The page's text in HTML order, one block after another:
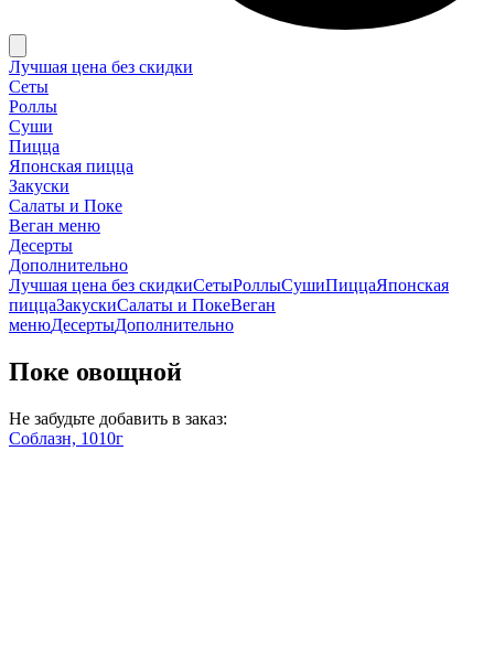
Лучшая цена без скидки
Сеты
Роллы
Суши
Пицца
Японская пицца
Закуски
Салаты и Поке
Веган меню
Десерты
Дополнительно
Лучшая цена без скидкиСетыРоллыСушиПиццаЯпонская
пиццаЗакускиСалаты и ПокеВеган
менюДесертыДополнительно
Поке овощной
Не забудьте добавить в заказ:
Соблазн, 1010г